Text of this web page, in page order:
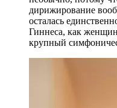
дирижирование
осталась
Гиннеса, как
крупный